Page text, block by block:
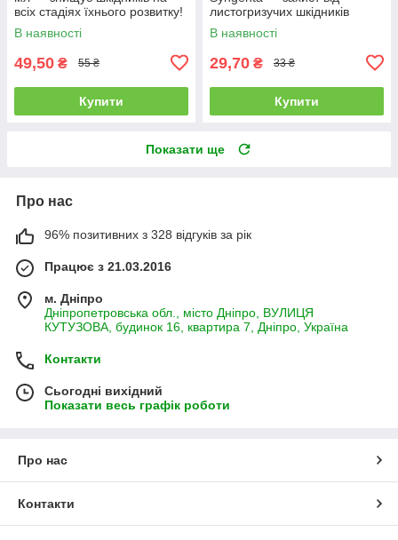
всіх стадіях їхнього розвитку!
В наявності
49,50 ₴ 55 ₴
Купити
листогризучих шкідників
В наявності
29,70 ₴ 33 ₴
Купити
Показати ще
Про нас
96% позитивних з 328 відгуків за рік
Працює з 21.03.2016
м. Дніпро
Дніпропетровська обл., місто Дніпро, ВУЛИЦЯ
КУТУЗОВА, будинок 16, квартира 7, Дніпро, Україна
Контакти
Сьогодні вихідний
Показати весь графік роботи
Про нас
Контакти